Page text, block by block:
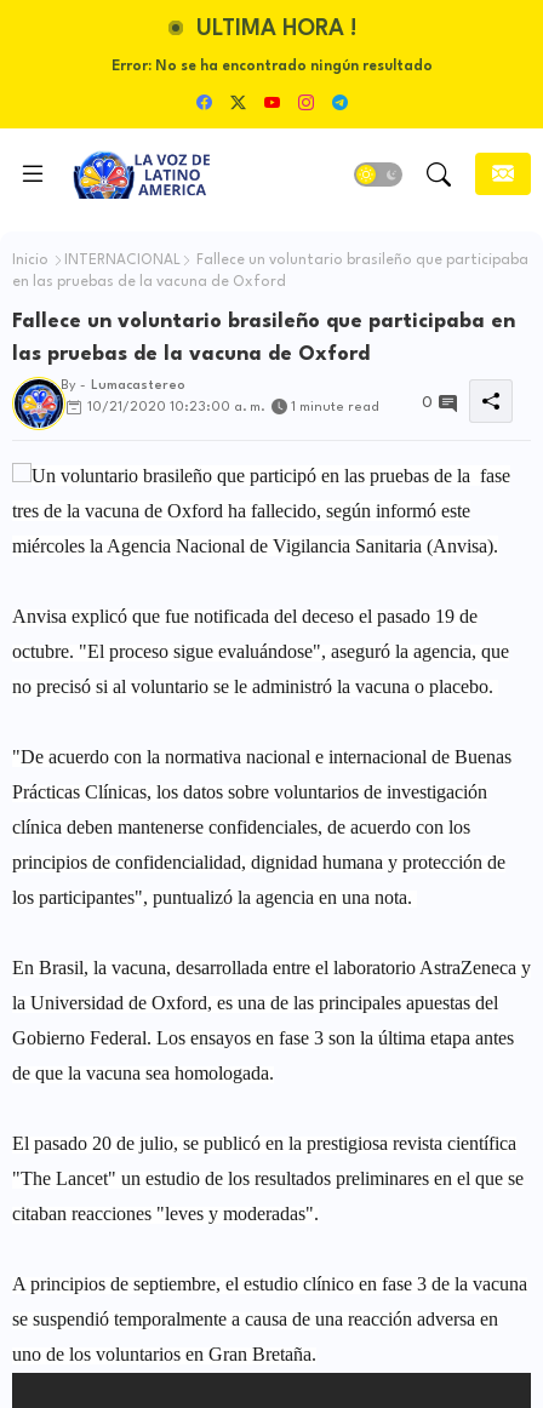
ULTIMA HORA !
Error:No se ha encontrado ningún resultado
Inicio INTERNACIONAL
Fallece un voluntario brasileño que participaba
en las pruebas de la vacuna de Oxford
Fallece un voluntario brasileño que participaba en
las pruebas de la vacuna de Oxford
By -
Lumacastereo
10/21/2020 10:23:00 a. m.
1 minute read 0
Un voluntario brasileño que participó en las pruebas de la fase
tres de la vacuna de Oxford ha fallecido, según informó este
miércoles la Agencia Nacional de Vigilancia Sanitaria (Anvisa).
Anvisa explicó que fue notificada del deceso el pasado 19 de
octubre. "El proceso sigue evaluándose", aseguró la agencia, que
no precisó si al voluntario se le administró la vacuna o placebo.
"De acuerdo con la normativa nacional e internacional de Buenas
Prácticas Clínicas, los datos sobre voluntarios de investigación
clínica deben mantenerse confidenciales, de acuerdo con los
principios de confidencialidad, dignidad humana y protección de
los participantes", puntualizó la agencia en una nota.
En Brasil, la vacuna, desarrollada entre el laboratorio AstraZeneca y
la Universidad de Oxford, es una de las principales apuestas del
Gobierno Federal. Los ensayos en fase 3 son la última etapa antes
de que la vacuna sea homologada.
El pasado 20 de julio, se publicó en la prestigiosa revista científica
"The Lancet" un estudio de los resultados preliminares en el que se
citaban reacciones "leves y moderadas".
A principios de septiembre, el estudio clínico en fase 3 de la vacuna
se suspendió temporalmente a causa de una reacción adversa en
uno de los voluntarios en Gran Bretaña.